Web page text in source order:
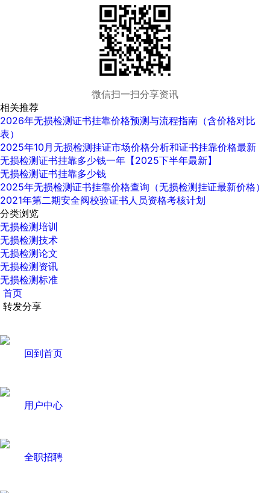
微信扫一扫分享资讯
相关推荐
2026年无损检测证书挂靠价格预测与流程指南（含价格对比
表）
2025年10月无损检测挂证市场价格分析和证书挂靠价格最新
无损检测证书挂靠多少钱一年【2025下半年最新】
无损检测证书挂靠多少钱
2025年无损检测证书挂靠价格查询（无损检测挂证最新价格）
2021年第二期安全阀校验证书人员资格考核计划
分类浏览
无损检测培训
无损检测技术
无损检测论文
无损检测资讯
无损检测标准
首页
转发分享
回到首页
用户中心
全职招聘